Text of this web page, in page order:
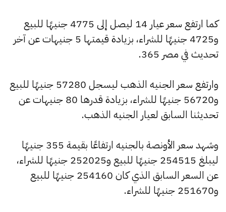
كما ارتفع سعر عيار 14 ليصل إلى 4775 جنيهًا للبيع
و4725 جنيهًا للشراء، بزيادة قيمتها 5 جنيهات عن آخر
تحديث في مصر 365.
وارتفع سعر الجنيه الذهب ليسجل 57280 جنيهًا للبيع
و56720 جنيهًا للشراء، بزيادة قدرها 80 جنيهات عن
تحديثنا السابق لعيار الجنيه الذهب.
وشهد سعر الأونصة بالجنيه ارتفاعًا بقيمة 355 جنيهًا
ليبلغ 254515 جنيهًا للبيع و252025 جنيهًا للشراء،
عن السعر السابق الذي كان 254160 جنيهًا للبيع
و251670 جنيهًا للشراء.